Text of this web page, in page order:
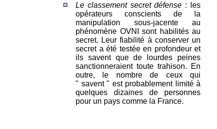
Le classement secret défense : les
opérateurs conscients de la
manipulation sous-jacente au
phénomène OVNI sont habilités au
secret. Leur fiabilité à conserver un
secret a été testée en profondeur et
ils savent que de lourdes peines
sanctionneraient toute trahison. En
outre, le nombre de ceux qui
" savent " est probablement limité à
quelques dizaines de personnes
pour un pays comme la France.